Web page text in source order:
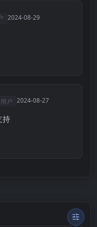
2024-08-29
户 2024-08-27
持